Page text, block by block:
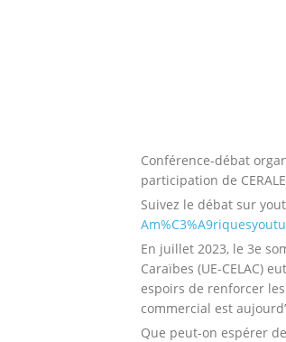
Conférence-débat
participation de
Suivez le débat sur
En juillet 2023, le 3e
Caraïbes (UE-CELAC)
espoirs de renforcer
commercial est
Que peut-on espérer